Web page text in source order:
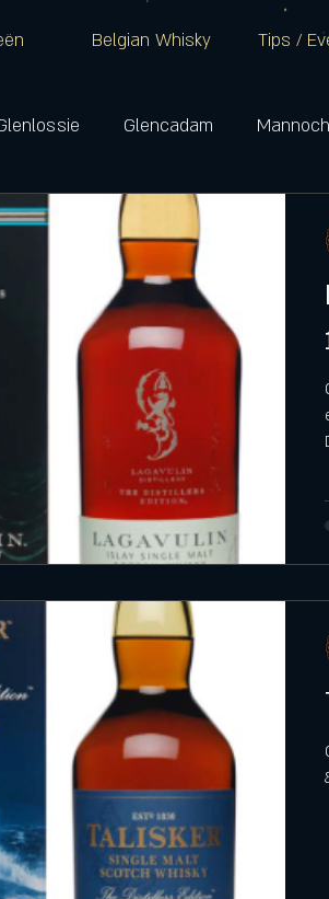
Belgian Whisky Tips /
Glencadam
Glenkinchie
Campbeltown